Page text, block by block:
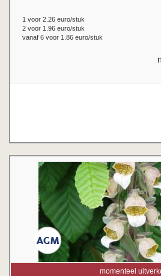
1 voor 2.26 euro/stuk
2 voor 1.96 euro/stuk
vanaf 6 voor 1.86 euro/stuk
momenteel